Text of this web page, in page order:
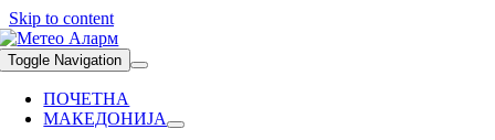
Skip to content
Toggle Navigation
ПОЧЕТНА
МАКЕДОНИЈА